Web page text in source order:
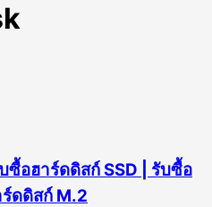
ซื้อฮาร์ดดิสก์ SSD | รับซื้อ
ดดิสก์ M.2